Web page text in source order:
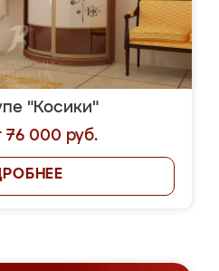
"Косики"
76 000 руб.